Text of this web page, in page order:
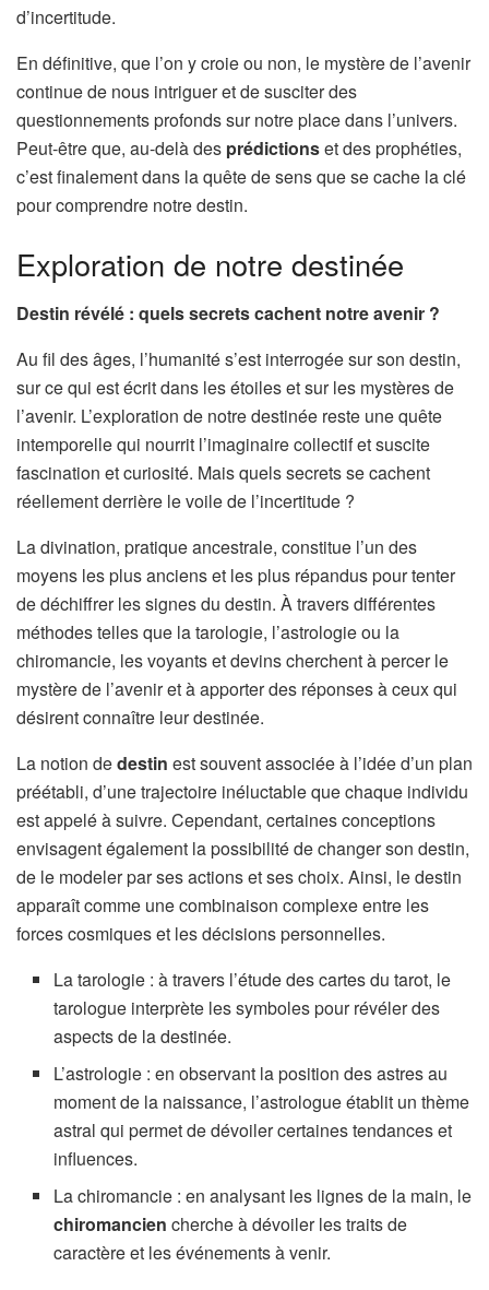
d’incertitude.
En définitive, que l’on y croie ou non, le mystère de l’avenir
continue de nous intriguer et de susciter des
questionnements profonds sur notre place dans l’univers.
Peut-être que, au-delà des prédictionset des prophéties,
c’est finalement dans la quête de sens que se cache la clé
pour comprendre notre destin.
Exploration de notre destinée
Destin révélé : quels secrets cachent notre avenir ?
Au fil des âges, l’humanité s’est interrogée sur son destin,
sur ce qui est écrit dans les étoiles et sur les mystères de
l’avenir. L’exploration de notre destinée reste une quête
intemporelle qui nourrit l’imaginaire collectif et suscite
fascination et curiosité. Mais quels secrets se cachent
réellement derrière le voile de l’incertitude ?
La divination, pratique ancestrale, constitue l’un des
moyens les plus anciens et les plus répandus pour tenter
de déchiffrer les signes du destin. À travers différentes
méthodes telles que la tarologie, l’astrologie ou la
chiromancie, les voyants et devins cherchent à percer le
mystère de l’avenir et à apporter des réponses à ceux qui
désirent connaître leur destinée.
La notion dedestin est souvent associée à l’idée d’un plan
préétabli, d’une trajectoire inéluctable que chaque individu
est appelé à suivre. Cependant, certaines conceptions
envisagent également la possibilité de changer son destin,
de le modeler par ses actions et ses choix. Ainsi, le destin
apparaît comme une combinaison complexe entre les
forces cosmiques et les décisions personnelles.
La tarologie : à travers l’étude des cartes du tarot, le
tarologue interprète les symboles pour révéler des
aspects de la destinée.
L’astrologie : en observant la position des astres au
moment de la naissance, l’astrologue établit un thème
astral qui permet de dévoiler certaines tendances et
influences.
La chiromancie : en analysant les lignes de la main, le
chiromancien cherche à dévoiler les traits de
caractère et les événements à venir.